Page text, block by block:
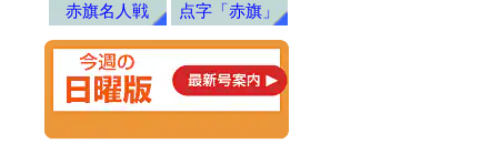
赤旗名人戦
点字「赤旗」